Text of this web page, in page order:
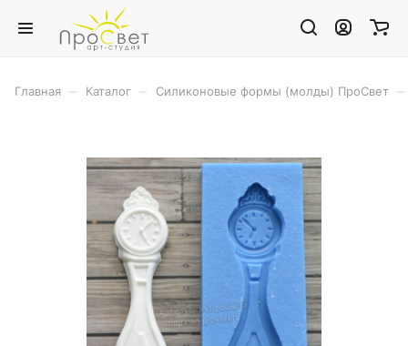
Главная Каталог Силиконовые формы (молды) ПроСвет